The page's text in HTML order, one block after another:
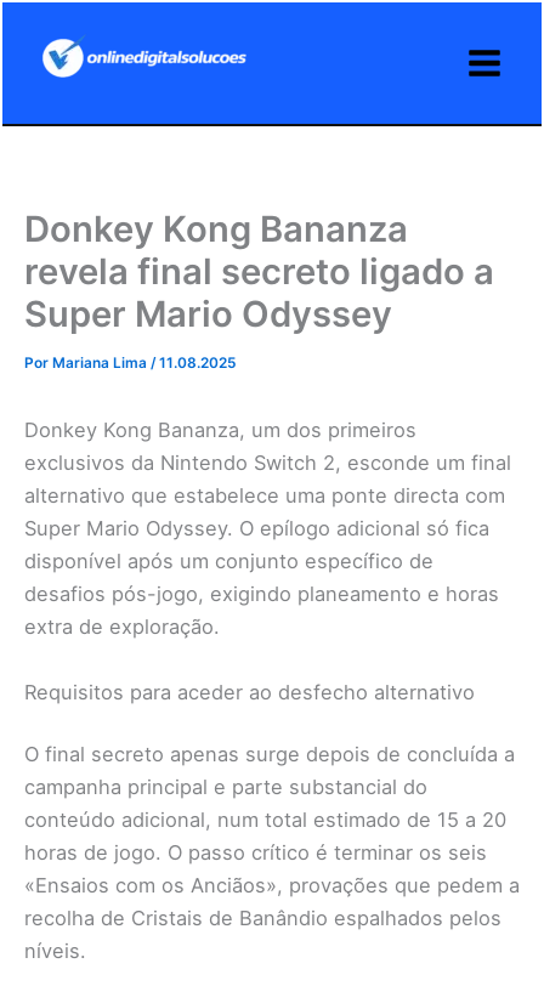
Donkey Kong Bananza
revela final secreto ligado a
Super Mario Odyssey
Por Mariana Lima /11.08.2025
Donkey Kong Bananza, um dos primeiros
exclusivos da Nintendo Switch 2, esconde um final
alternativo que estabelece uma ponte directa com
Super Mario Odyssey. O epílogo adicional só fica
disponível após um conjunto específico de
desafios pós-jogo, exigindo planeamento e horas
extra de exploração.
Requisitos para aceder ao desfecho alternativo
O final secreto apenas surge depois de concluída a
campanha principal e parte substancial do
conteúdo adicional, num total estimado de 15 a 20
horas de jogo. O passo crítico é terminar os seis
«Ensaios com os Anciãos», provações que pedem a
recolha de Cristais de Banândio espalhados pelos
níveis.